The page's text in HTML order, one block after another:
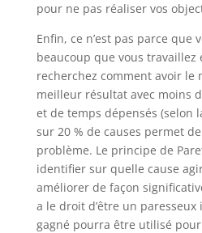
pour ne pas réaliser vos
Enfin, ce n’est pas parce que
beaucoup que vous travaillez
recherchez comment avoir le
meilleur résultat avec moins
et de temps dépensés (selon
sur 20 % de causes permet
problème. Le principe de
identifier sur quelle cause
améliorer de façon
a le droit d’être un
gagné pourra être utilisé